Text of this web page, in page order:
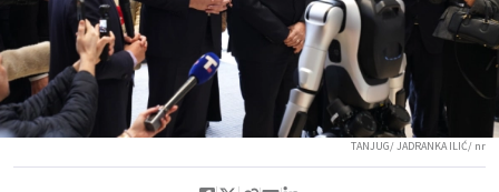
TANJUG/ JADRANKA ILIĆ/ nr